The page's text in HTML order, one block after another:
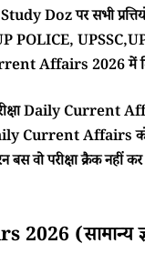
Doz पर सभी
Affairs 2026 में
Daily Current
Current Affairs
वो परीक्षा क्रैक नहीं
(सामान्य